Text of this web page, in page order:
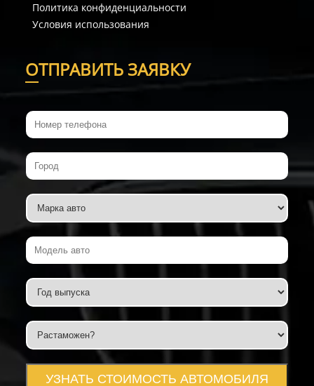
Политика конфиденциальности
Условия использования
ОТПРАВИТЬ ЗАЯВКУ
УЗНАТЬ СТОИМОСТЬ АВТОМОБИЛЯ